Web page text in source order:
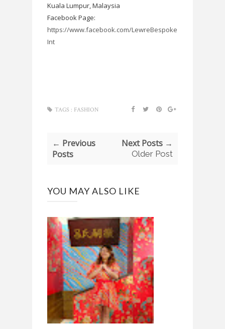
Kuala Lumpur, Malaysia
Facebook Page:
https://www.facebook.com/LewreBespoke
Int
TAGS : FASHION
← Previous
Posts
Next Posts →
Older Post
YOU MAY ALSO LIKE